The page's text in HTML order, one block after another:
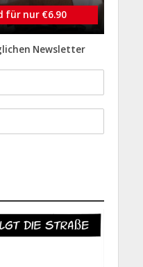
für nur €6.90
Newsletter